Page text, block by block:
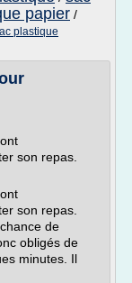
papier /
plastique
son repas.
son repas.
de
obligés de
minutes. Il